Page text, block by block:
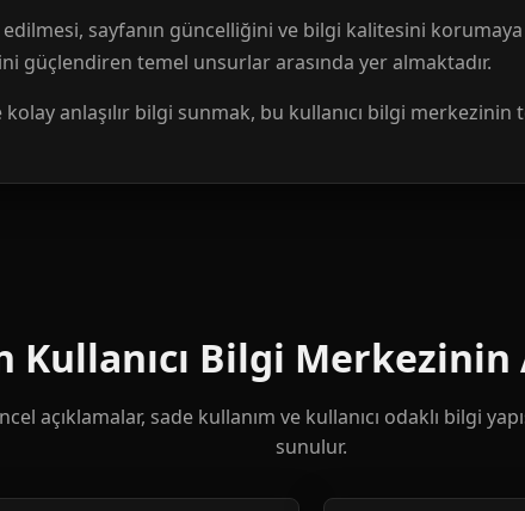
sayfanın güncelliğini ve bilgi kalitesini korumaya
güçlendiren temel unsurlar arasında yer almaktadır.
anlaşılır bilgi sunmak, bu kullanıcı bilgi merkezinin
Kullanıcı Bilgi Merkezinin
açıklamalar, sade kullanım ve kullanıcı odaklı bilgi
sunulur.